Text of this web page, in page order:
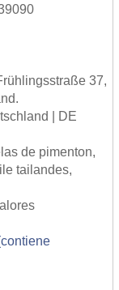
37,
| DE
de pimenton,
tailandes,